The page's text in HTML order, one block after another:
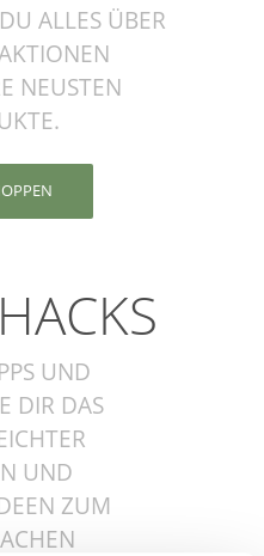
ALLES ÜBER
NEUSTEN
UND
DIR DAS
UND
ZUM